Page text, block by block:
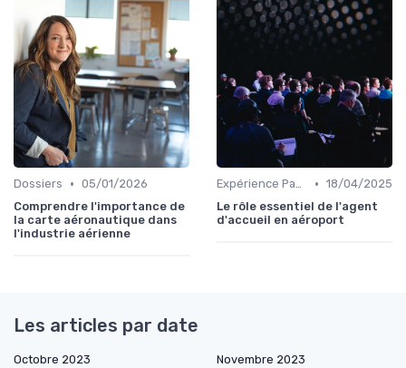
Dossiers • 05/01/2026
Comprendre l'importance de
la carte aéronautique dans
l'industrie aérienne
Expérience Passager • 18/04/2025
Le rôle essentiel de l'agent
d'accueil en aéroport
Les articles par date
Octobre 2023
Novembre 2023